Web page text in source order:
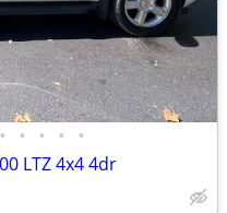
• • • • •
LTZ 4x4 4dr